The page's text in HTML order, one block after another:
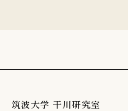
筑波大学 干川研究室